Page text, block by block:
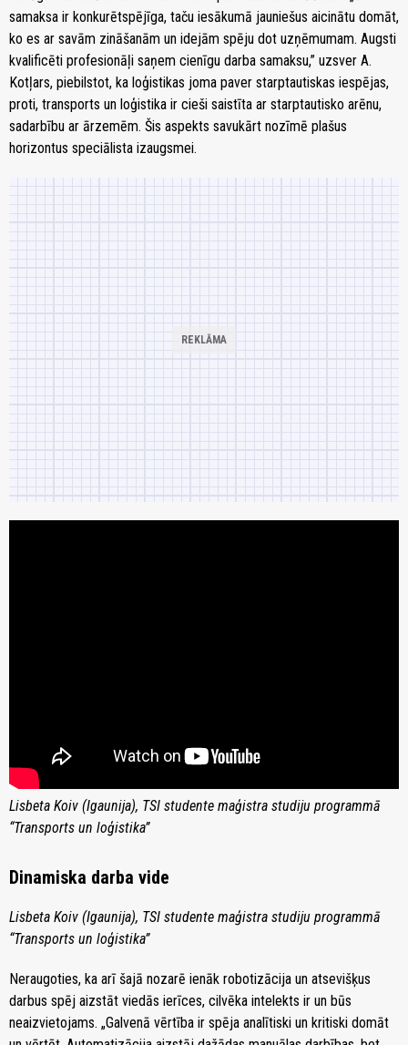
samaksa ir konkurētspējīga, taču iesākumā jauniešus aicinātu domāt,
ko es ar savām zināšanām un idejām spēju dot uzņēmumam. Augsti
kvalificēti profesionāļi saņem cienīgu darba samaksu,” uzsver A.
Kotļars, piebilstot, ka loģistikas joma paver starptautiskas iespējas,
proti, transports un loģistika ir cieši saistīta ar starptautisko arēnu,
sadarbību ar ārzemēm. Šis aspekts savukārt nozīmē plašus
horizontus speciālista izaugsmei.
Lisbeta Koiv (Igaunija), TSI studente maģistra studiju programmā
“Transports un loģistika”
Dinamiska darba vide
Lisbeta Koiv (Igaunija), TSI studente maģistra studiju programmā
“Transports un loģistika”
Neraugoties, ka arī šajā nozarē ienāk robotizācija un atsevišķus
darbus spēj aizstāt viedās ierīces, cilvēka intelekts ir un būs
neaizvietojams. „Galvenā vērtība ir spēja analītiski un kritiski domāt